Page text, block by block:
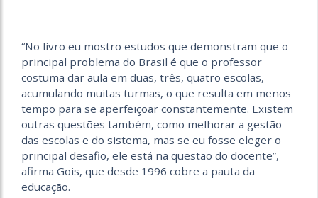
“No livro eu mostro estudos que demonstram que o
principal problema do Brasil é que o professor
costuma dar aula em duas, três, quatro escolas,
acumulando muitas turmas, o que resulta em menos
tempo para se aperfeiçoar constantemente. Existem
outras questões também, como melhorar a gestão
das escolas e do sistema, mas se eu fosse eleger o
principal desafio, ele está na questão do docente”,
afirma Gois, que desde 1996 cobre a pauta da
educação.